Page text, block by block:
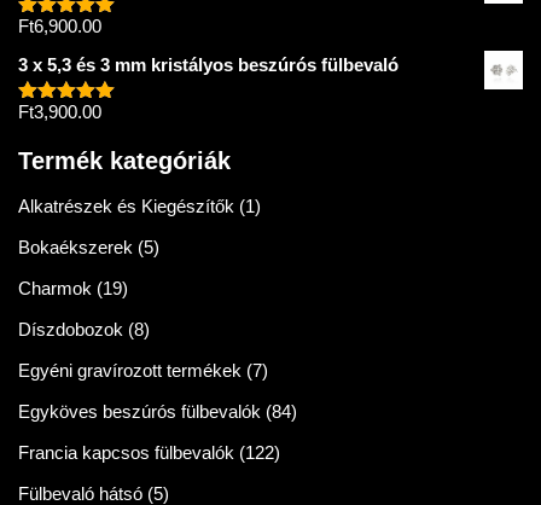
Értékelés:
Ft6,900.00
3 x 5,3 és 3 mm kristályos beszúrós fülbevaló
Értékelés:
Ft3,900.00
Termék kategóriák
Alkatrészek és Kiegészítők (1)
Bokaékszerek (5)
Charmok (19)
Díszdobozok (8)
Egyéni gravírozott termékek (7)
Egyköves beszúrós fülbevalók (84)
Francia kapcsos fülbevalók (122)
Fülbevaló hátsó (5)